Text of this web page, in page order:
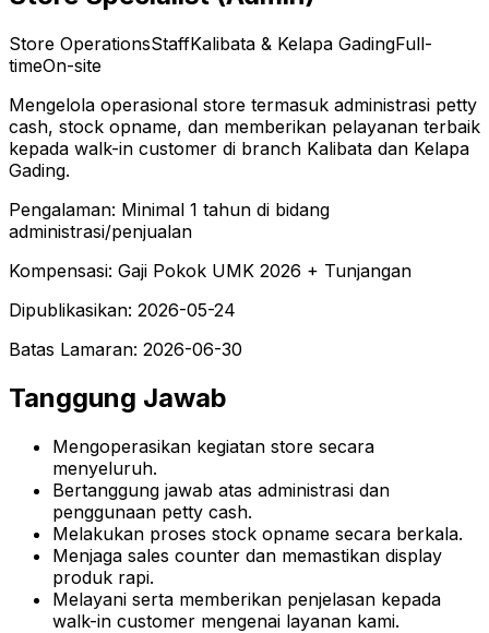
Store OperationsStaffKalibata & Kelapa GadingFull-
timeOn-site
Mengelola operasional store termasuk administrasi petty
cash, stock opname, dan memberikan pelayanan terbaik
kepada walk-in customer di branch Kalibata dan Kelapa
Gading.
Pengalaman: Minimal 1 tahun di bidang
administrasi/penjualan
Kompensasi: Gaji Pokok UMK 2026 + Tunjangan
Dipublikasikan: 2026-05-24
Batas Lamaran: 2026-06-30
Tanggung Jawab
Mengoperasikan kegiatan store secara
menyeluruh.
Bertanggung jawab atas administrasi dan
penggunaan petty cash.
Melakukan proses stock opname secara berkala.
Menjaga sales counter dan memastikan display
produk rapi.
Melayani serta memberikan penjelasan kepada
walk-in customer mengenai layanan kami.